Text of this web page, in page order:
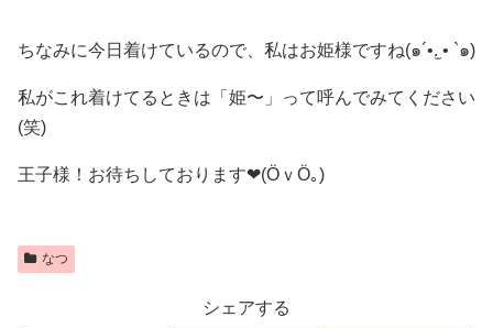
ちなみに今日着けているので、私はお姫様ですね(๑´•.̫ • `๑)
私がこれ着けてるときは「姫〜」って呼んでみてください
(笑)
王子様！お待ちしております❤(ӦｖӦ｡)
なつ
シェアする